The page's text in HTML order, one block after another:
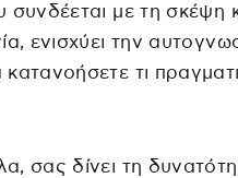
συνδέεται με τη σκέψη
ενισχύει την
τι
σας δίνει τη